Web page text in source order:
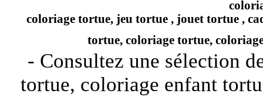
coloriage tortue, jeu tortue , jouet tortue ,
tortue, coloriage tortue,
- Consultez une sélection
tortue, coloriage enfant